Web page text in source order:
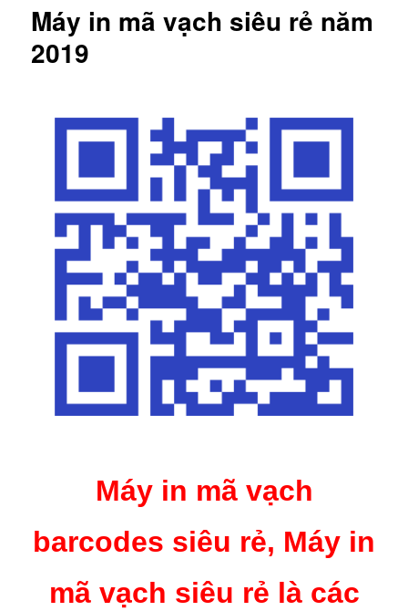
Máy in mã vạch siêu rẻ năm
2019
Máy in mã vạch
barcodes siêu rẻ, Máy in
mã vạch siêu rẻ là các